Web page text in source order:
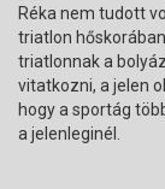
Réka nem tudott
triatlon
triatlonnak a
vitatkozni, a jelen
hogy a sportág
a jelenleginél.